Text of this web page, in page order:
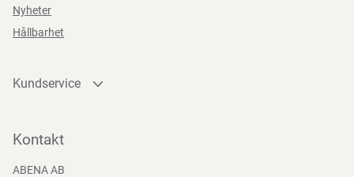
352-
2
Nyheter
Hållbarhet
Kundservice
Bli kund
Kontakt
ABENA AB